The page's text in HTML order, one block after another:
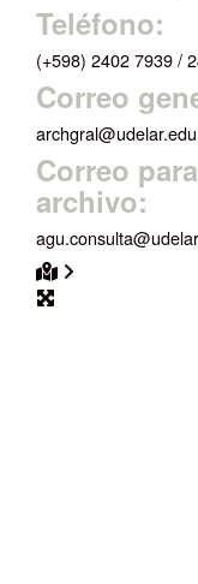
Teléfono:
(+598) 2402 7939 /
Correo
Correo
archivo: